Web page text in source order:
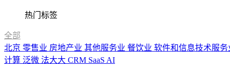
热门标签
全部
北京 零售业 房地产业 其他服务业 餐饮业 软件和信息技术服
计算 泛微 法大大 CRM SaaS AI